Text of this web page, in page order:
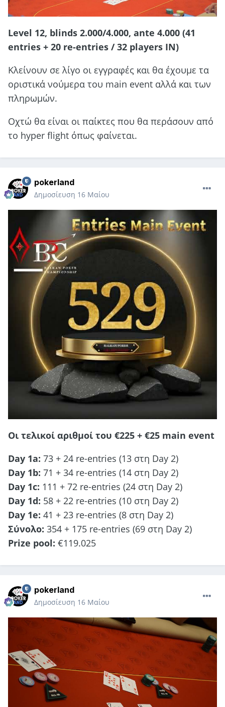
Level 12, blinds 2.000/4.000, ante 4.000 (41
entries + 20 re-entries / 32 players IN)
Κλείνουν σε λίγο οι εγγραφές και θα έχουμε τα
οριστικά νούμερα του main event αλλά και των
πληρωμών.
Οχτώ θα είναι οι παίκτες που θα περάσουν από
το hyper flight όπως φαίνεται.
pokerland
Δημοσίευση 16 Μαίου
Οι τελικοί αριθμοί του €225 + €25 main event
Day 1a: 73 + 24 re-entries (13 στη Day 2)
Day 1b: 71 + 34 re-entries (14 στη Day 2)
Day 1c: 111 + 72 re-entries (24 στη Day 2)
Day 1d: 58 + 22 re-entries (10 στη Day 2)
Day 1e: 41 + 23 re-entries (8 στη Day 2)
Σύνολο: 354 + 175 re-entries (69 στη Day 2)
Prize pool: €119.025
pokerland
Δημοσίευση 16 Μαίου